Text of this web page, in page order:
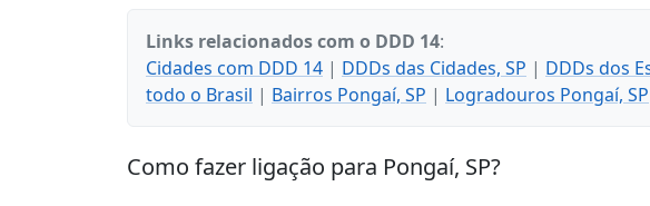
Links relacionados com o DDD 14:
Cidades com DDD 14 | DDDs das Cidades, SP | DDDs dos
todo o Brasil | Bairros Pongaí, SP | Logradouros Pongaí, SP
Como fazer ligação para Pongaí, SP?